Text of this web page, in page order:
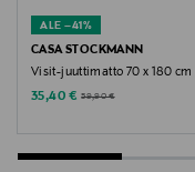
ALE –41%
CASA STOCKMANN
Visit-juuttimatto 70 x 180 cm
Discounted Price
35,40 € Original Price
59,90 €